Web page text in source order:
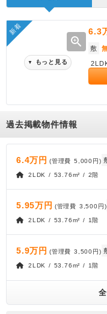
新着
zoom_in
▼ もっと見る
6.3
敷
過去掲載物件情報
6.4万円 (管理費 5,000円)
2LDK / 53.76m² / 2階
5.95万円 (管理費 3,500円)
2LDK / 53.76m² / 1階
5.9万円 (管理費 3,500円)
2LDK / 53.76m² / 1階
全